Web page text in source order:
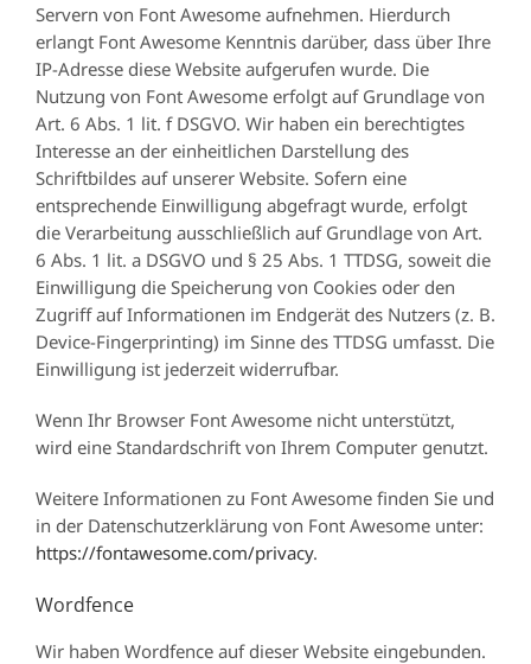
Servern von Font Awesome aufnehmen. Hierdurch
erlangt Font Awesome Kenntnis darüber, dass über Ihre
IP-Adresse diese Website aufgerufen wurde. Die
Nutzung von Font Awesome erfolgt auf Grundlage von
Art. 6 Abs. 1 lit. f DSGVO. Wir haben ein berechtigtes
Interesse an der einheitlichen Darstellung des
Schriftbildes auf unserer Website. Sofern eine
entsprechende Einwilligung abgefragt wurde, erfolgt
die Verarbeitung ausschließlich auf Grundlage von Art.
6 Abs. 1 lit. a DSGVO und § 25 Abs. 1 TTDSG, soweit die
Einwilligung die Speicherung von Cookies oder den
Zugriff auf Informationen im Endgerät des Nutzers (z. B.
Device-Fingerprinting) im Sinne des TTDSG umfasst. Die
Einwilligung ist jederzeit widerrufbar.
Wenn Ihr Browser Font Awesome nicht unterstützt,
wird eine Standardschrift von Ihrem Computer genutzt.
Weitere Informationen zu Font Awesome finden Sie und
in der Datenschutzerklärung von Font Awesome unter:
https://fontawesome.com/privacy.
Wordfence
Wir haben Wordfence auf dieser Website eingebunden.